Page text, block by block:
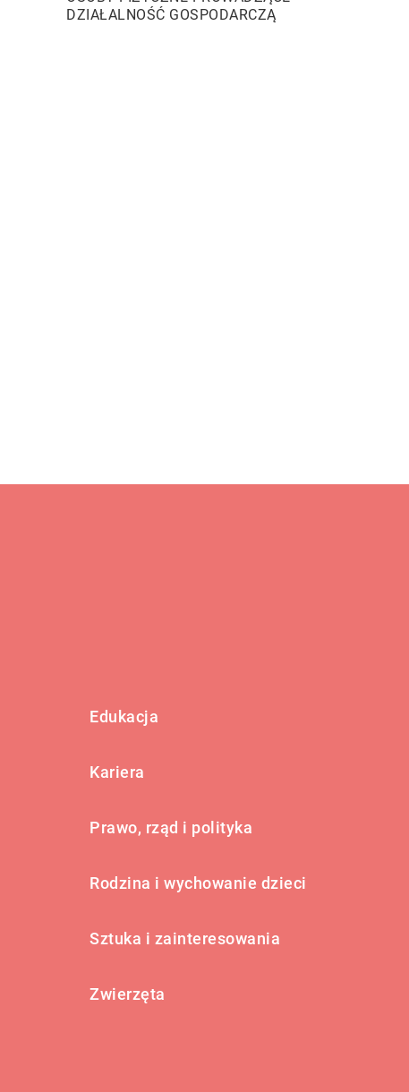
DZIAŁALNOŚĆ GOSPODARCZĄ
Edukacja
Kariera
Prawo, rząd i polityka
Rodzina i wychowanie dzieci
Sztuka i zainteresowania
Zwierzęta